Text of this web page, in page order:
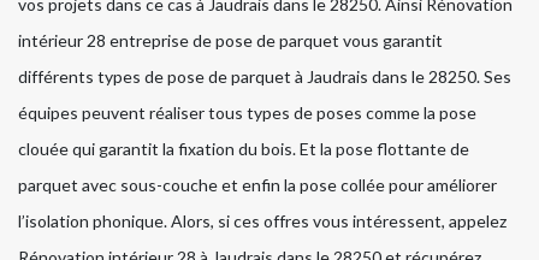
vos projets dans ce cas à Jaudrais dans le 28250. Ainsi Rénovation
intérieur 28 entreprise de pose de parquet vous garantit
différents types de pose de parquet à Jaudrais dans le 28250. Ses
équipes peuvent réaliser tous types de poses comme la pose
clouée qui garantit la fixation du bois. Et la pose flottante de
parquet avec sous-couche et enfin la pose collée pour améliorer
l’isolation phonique. Alors, si ces offres vous intéressent, appelez